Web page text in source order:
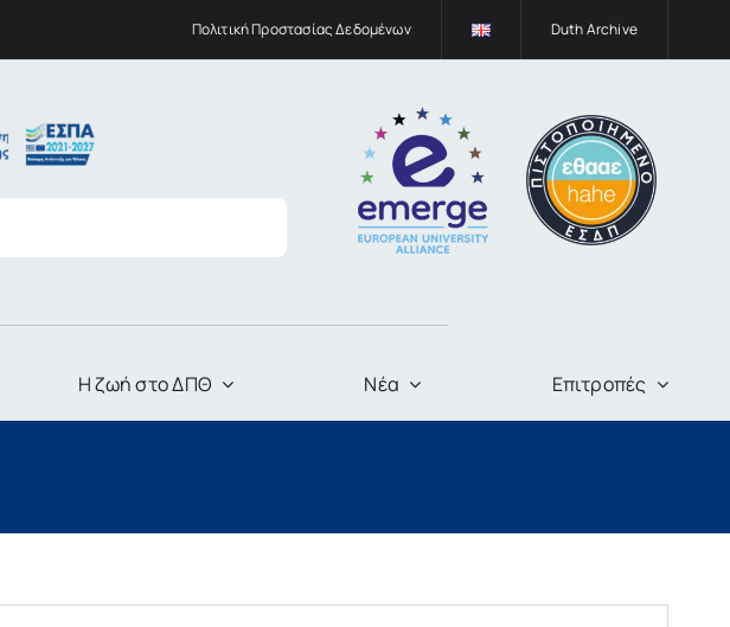
Πολιτική Προστασίας Δεδομένων Duth Archive
Η ζωή στο ΔΠΘ Νέα Επιτροπές